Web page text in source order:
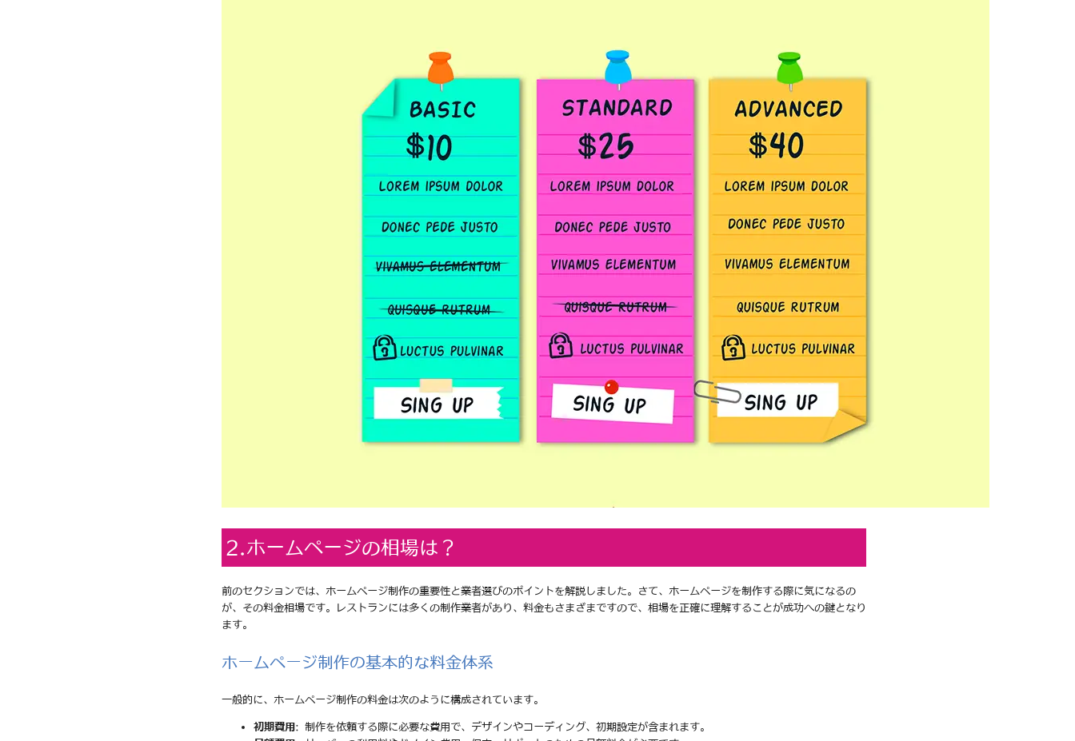
2.ホームページの相場は？
前のセクションでは、ホームページ制作の重要性と業者選びのポイントを解説しました。さて、ホームページを制作する際に気になるの
が、その料金相場です。レストランには多くの制作業者があり、料金もさまざまですので、相場を正確に理解することが成功への鍵となり
ます。
ホームページ制作の基本的な料金体系
一般的に、ホームページ制作の料金は次のように構成されています。
初期費用 : 制作を依頼する際に必要な費用で、デザインやコーディング、初期設定が含まれます。